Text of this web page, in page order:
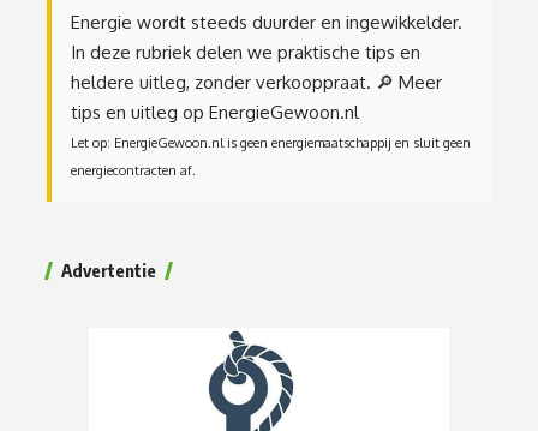
Energie wordt steeds duurder en ingewikkelder.
In deze rubriek delen we praktische tips en
heldere uitleg, zonder verkooppraat. 🔎 Meer
tips en uitleg op EnergieGewoon.nl
Let op: EnergieGewoon.nl is geen energiemaatschappij en sluit geen
energiecontracten af.
Advertentie